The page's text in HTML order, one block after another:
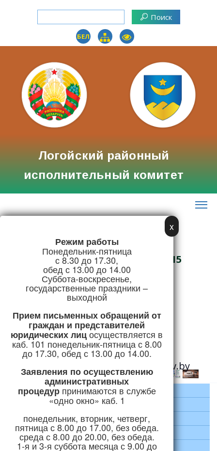
БЕЛ
Логойский районный
исполнительный комитет
Адрес:
г. Логойск, ул. Советская, 15
Телефон/Факс:
+375 (1774) 5-51-41
Режим работы
x
Режим работы
Понедельник-пятница
с 8.30 до 17.30,
обед с 13.00 до 14.00
Суббота-воскресенье,
государственные праздники –
выходной
Прием письменных обращений от
граждан и представителей
юридических лицосуществляется в
каб. 101 понедельник-пятница с 8.00
до 17.30, обед с 13.00 до 14.00.
Заявления по осуществлению
административных
процедурпринимаются в службе
«одно окно» каб. 1
понедельник, вторник, четверг,
пятница с 8.00 до 17.00, без обеда.
среда с 8.00 до 20.00, без обеда.
1-я и 3-я суббота месяца с 9.00 до
Горячая линия:
+375 (1774) 5-24-04
priemnaya@logoysk.gov.by
Главная
Руководство
Экономика
Социальная сфера